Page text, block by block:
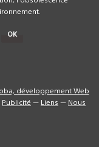
OK
développement Web
Publicité—Liens—Nous